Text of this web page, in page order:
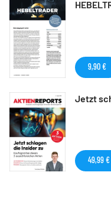
9,90 €
Jetzt
49,99 €